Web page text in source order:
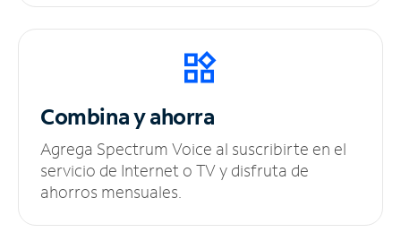
Combina y ahorra
Agrega Spectrum Voice al suscribirte en el
servicio de Internet o TV y disfruta de
ahorros mensuales.